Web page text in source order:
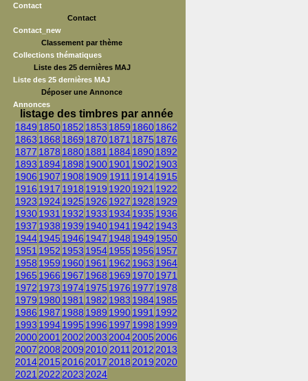
Contact
Contact
Contact_new
Classement par thème
Collections thématiques
Liste des 25 dernières MAJ
Liste des 25 dernières MAJ
Déposer une Annonce
Annonces
listage des timbres par année
1849 18501852 1853 1859 18601862
1863 1868 1869 18701871 1875 1876
1877 1878 18801881 188418901892
1893 18941898 19001901 1902 1903
1906 1907 1908 1909 1911 19141915
1916 1917 1918 1919 19201921 1922
1923 19241925 1926 1927 1928 1929
19301931 1932 1933 19341935 1936
1937 1938 1939 19401941 1942 1943
19441945 1946 1947 1948 1949 1950
1951 1952 1953 19541955 1956 1957
1958 1959 19601961 1962 1963 1964
1965 1966 1967 1968 1969 19701971
1972 1973 19741975 1976 1977 1978
1979 19801981 1982 1983 19841985
1986 1987 1988 1989 19901991 1992
1993 19941995 1996 1997 1998 1999
2000200120022003200420052006
2007200820092010201120122013
2014201520162017201820192020
2021202220232024